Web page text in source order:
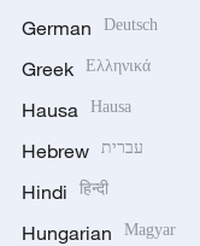
German Deutsch
Greek Ελληνικά
Hausa Hausa
Hebrew עברית
Hindi हिन्दी
Hungarian Magyar